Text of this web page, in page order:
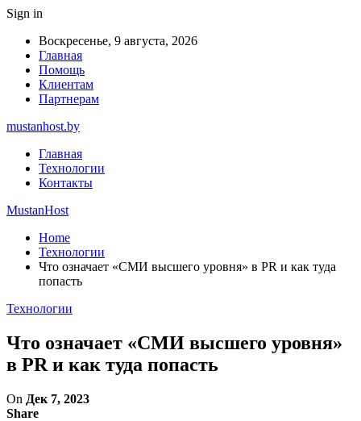
Sign in
Воскресенье, 9 августа, 2026
Главная
Помощь
Клиентам
Партнерам
mustanhost.by
Главная
Технологии
Контакты
MustanHost
Home
Технологии
Что означает «СМИ высшего уровня» в PR и как туда
попасть
Технологии
Что означает «СМИ высшего уровня»
в PR и как туда попасть
On Дек 7, 2023
Share